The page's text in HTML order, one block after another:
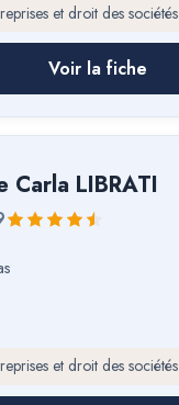
et droit des sociétés
Voir la fiche
Carla LIBRATI
et droit des sociétés